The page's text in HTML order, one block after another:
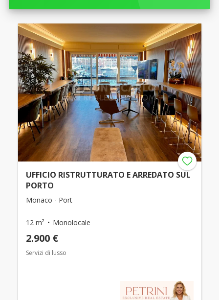
UFFICIO RISTRUTTURATO E ARREDATO SUL
PORTO
Monaco - Port
12 m² Monolocale
2.900 €
Servizi di lusso